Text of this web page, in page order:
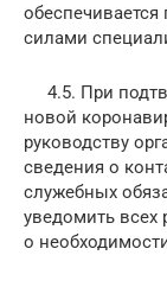
силами
4.5. При
новой
руководству
сведения о
служебных
уведомить всех
о